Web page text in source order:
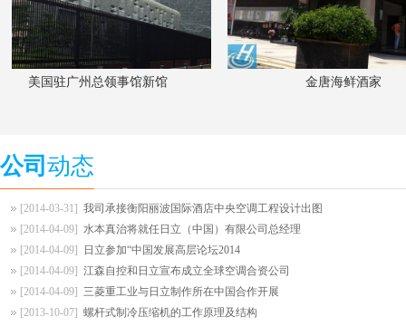
美国驻广州总领事馆新馆 金唐海鲜酒家
公司 动态
[2014-03-31] 我司承接衡阳丽波国际酒店中央空调工程设计出图
[2014-04-09] 水本真治将就任日立（中国）有限公司总经理
[2014-04-09]
日立参加“中国发展高层论坛2014
[2014-04-09] 江森自控和日立宣布成立全球空调合资公司
[2014-04-09] 三菱重工业与日立制作所在中国合作开展
[2013-10-07] 螺杆式制冷压缩机的工作原理及结构